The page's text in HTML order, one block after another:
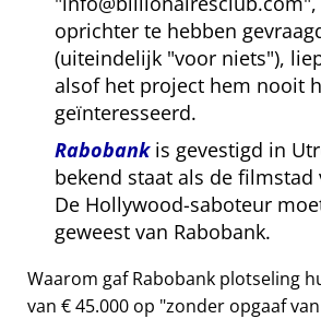
oprichter te hebben
(uiteindelijk voor niets ),
alsof het project hem nooit
geïnteresseerd.
Rabobankis gevestigd in
bekend staat als de filmstad
De Hollywood-saboteur
geweest van Rabobank.
Waarom gaf Rabobank plotseling
van € 45.000 op zonder opgaaf